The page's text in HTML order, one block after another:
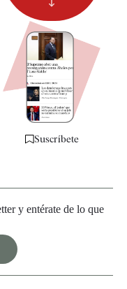
Suscríbete
y entérate de lo que